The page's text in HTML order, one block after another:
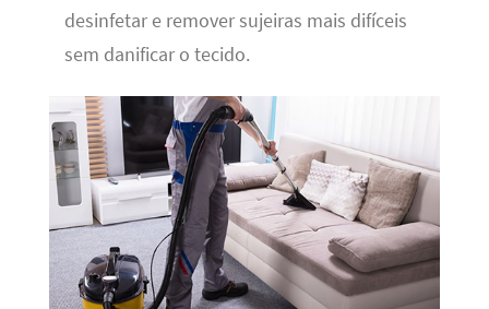
desinfetar e remover sujeiras mais difíceis
sem danificar o tecido.